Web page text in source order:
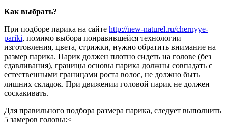
Как выбрать?
При подборе парика на сайте http://new-naturel.ru/chernyye-
pariki, помимо выбора понравившейся технологии
изготовления, цвета, стрижки, нужно обратить внимание на
размер парика. Парик должен плотно сидеть на голове (без
сдавливания), границы основы парика должны совпадать с
естественными границами роста волос, не должно быть
лишних складок. При движении головой парик не должен
соскакивать.
Для правильного подбора размера парика, следует выполнить
5 замеров головы:<